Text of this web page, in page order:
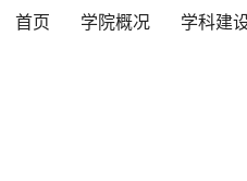
首页 学院概况 学科建